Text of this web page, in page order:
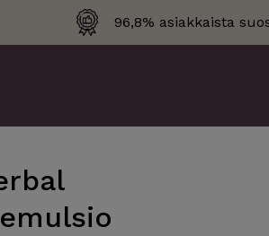
96,8% asiakkaista